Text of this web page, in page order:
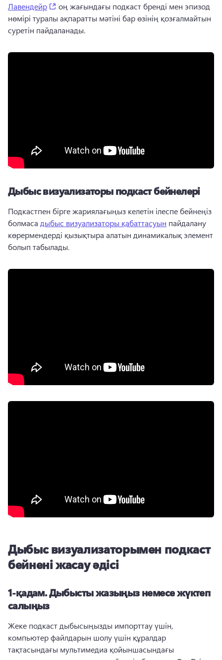
Лавендейр
(opens in a new tab)
оң жағындағы подкаст бренді мен эпизод
нөмірі туралы ақпаратты мәтіні бар өзінің қозғалмайтын
суретін пайдаланады.
Дыбыс визуализаторы подкаст бейнелері
Подкастпен бірге жариялағыңыз келетін ілеспе бейнеңіз
болмаса дыбыс визуализаторы қабаттасуын пайдалану
көрермендерді қызықтыра алатын динамикалық элемент
болып табылады.
Дыбыс визуализаторымен подкаст
бейнені жасау әдісі
1-қадам.Дыбысты жазыңыз немесе жүктеп
салыңыз
Жеке подкаст дыбысыңызды импорттау үшін,
компьютер файлдарын шолу үшін құралдар
тақтасындағы мультимедиа қойыншасындағы